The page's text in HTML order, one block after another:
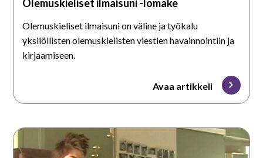
Olemuskieliset ilmaisuni -lomake
Olemuskieliset ilmaisuni on väline ja työkalu
yksilöllisten olemuskielisten viestien havainnointiin ja
kirjaamiseen.
Avaa artikkeli
Tarkista
yhteisymmärrys